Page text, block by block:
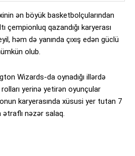
ən böyük basketbolçularından
çempionluq qazandığı karyerası
həm də yanında çıxış edən güclü
olub.
Wizards-da oynadığı illərdə
yerinə yetirən oyunçular
karyerasında xüsusi yer tutan 7
nəzər salaq.